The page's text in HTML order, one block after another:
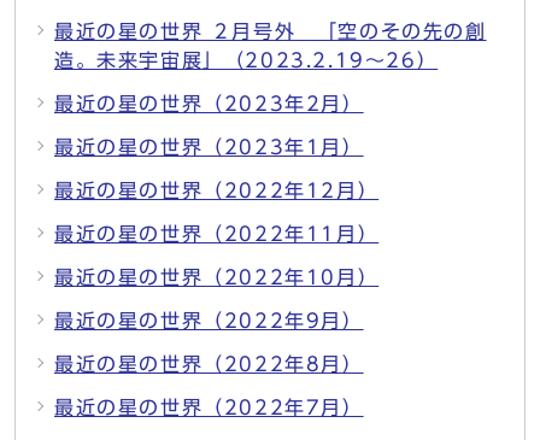
最近の星の世界 ２月号外 「空のその先の創
造。未来宇宙展」（2023.2.19～26）
最近の星の世界（2023年2月）
最近の星の世界（2023年1月）
最近の星の世界（2022年12月）
最近の星の世界（2022年11月）
最近の星の世界（2022年10月）
最近の星の世界（2022年9月）
最近の星の世界（2022年8月）
最近の星の世界（2022年7月）